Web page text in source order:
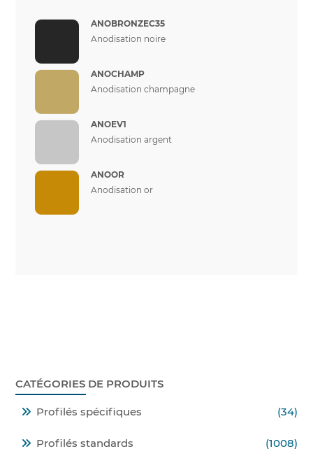
ANOBRONZEC35
Anodisation noire
ANOCHAMP
Anodisation champagne
ANOEV1
Anodisation argent
ANOOR
Anodisation or
CATÉGORIES DE PRODUITS
Profilés spécifiques (34)
Profilés standards (1008)